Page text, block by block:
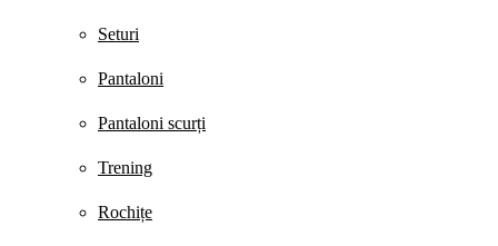
Seturi
Pantaloni
Pantaloni scurți
Trening
Rochițe